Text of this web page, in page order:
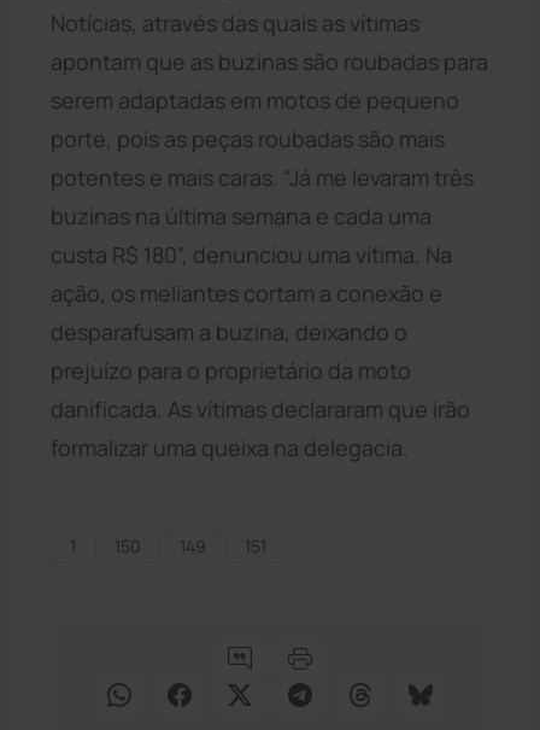
Notícias, através das quais as vítimas
apontam que as buzinas são roubadas para
serem adaptadas em motos de pequeno
porte, pois as peças roubadas são mais
potentes e mais caras. “Já me levaram três
buzinas na última semana e cada uma
custa R$ 180”, denunciou uma vítima. Na
ação, os meliantes cortam a conexão e
desparafusam a buzina, deixando o
prejuízo para o proprietário da moto
danificada. As vítimas declararam que irão
formalizar uma queixa na delegacia.
1 150 149 151